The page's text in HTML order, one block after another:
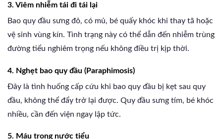
3. Viêm nhiễm tái đi tái lại
Bao quy đầu sưng đỏ, có mủ, bé quấy khóc khi thay tã hoặc
vệ sinh vùng kín. Tình trạng này có thể dẫn đến nhiễm trùng
đường tiểu nghiêm trọng nếu không điều trị kịp thời.
4. Nghẹt bao quy đầu (Paraphimosis)
Đây là tình huống cấp cứu khi bao quy đầu bị kẹt sau quy
đầu, không thể đẩy trở lại được. Quy đầu sưng tím, bé khóc
nhiều, cần đến viện ngay lập tức.
5. Máu trong nước tiểu